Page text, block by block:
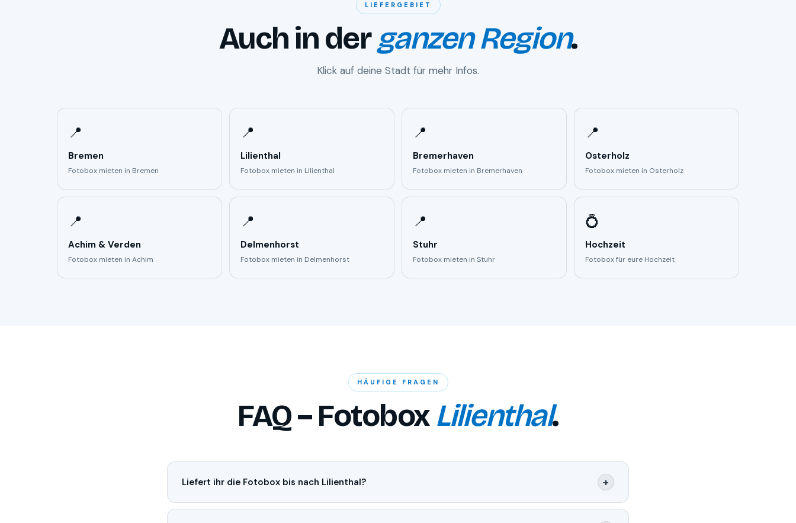
LIEFERGEBIET
Auch in derganzen Region.
Klick auf deine Stadt für mehr Infos.
📍
Bremen
Fotobox mieten in Bremen
📍
Lilienthal
Fotobox mieten in Lilienthal
📍
Bremerhaven
Fotobox mieten in Bremerhaven
📍
Osterholz
Fotobox mieten in Osterholz
📍
Achim & Verden
Fotobox mieten in Achim
📍
Delmenhorst
Fotobox mieten in Delmenhorst
📍
Stuhr
Fotobox mieten in Stuhr
💍
Hochzeit
Fotobox für eure Hochzeit
HÄUFIGE FRAGEN
FAQ – FotoboxLilienthal.
Liefert ihr die Fotobox bis nach Lilienthal? +
Ja, Lilienthal liegt in unserem kostenlosen Standard-Liefergebiet. Wir bringen die Fotobox vor Ort, bauen sie